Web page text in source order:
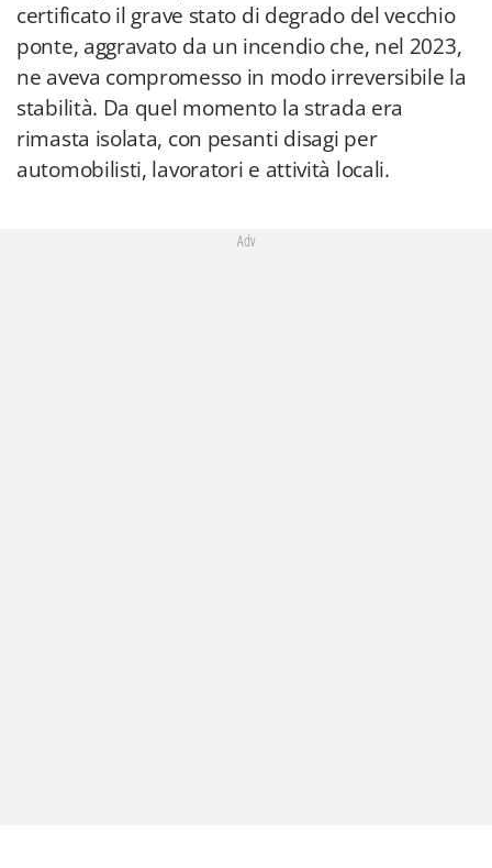
certificato il grave stato di degrado del vecchio
ponte, aggravato da un incendio che, nel 2023,
ne aveva compromesso in modo irreversibile la
stabilità. Da quel momento la strada era
rimasta isolata, con pesanti disagi per
automobilisti, lavoratori e attività locali.
Adv